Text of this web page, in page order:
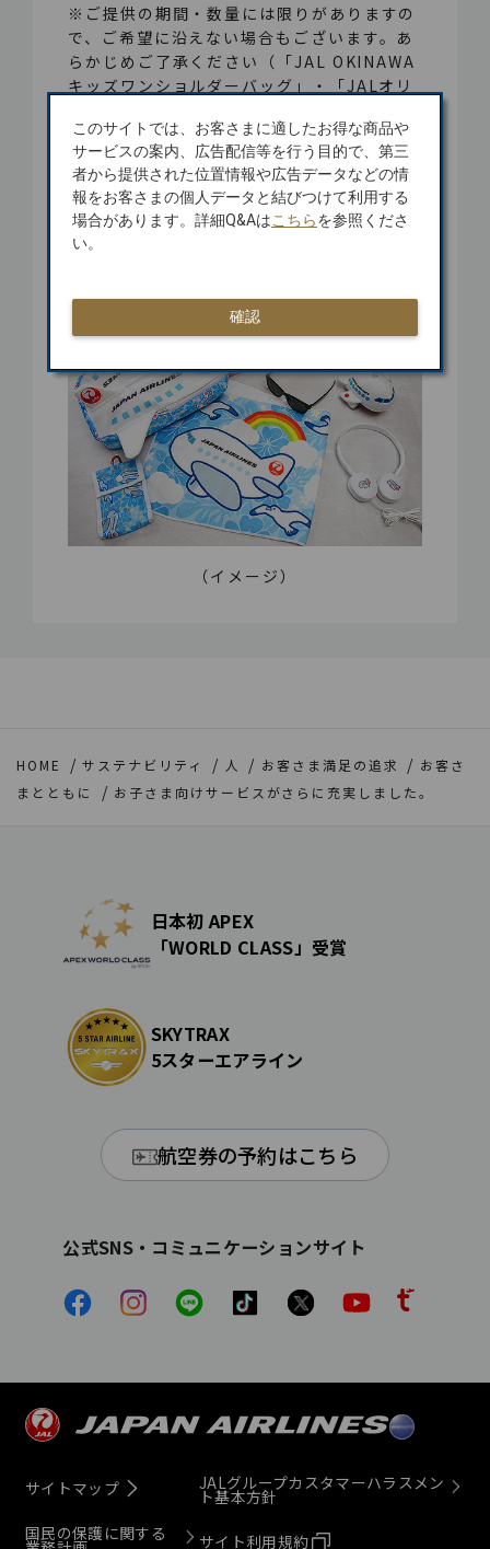
※ご提供の期間・数量には限りがありますの
で、ご希望に沿えない場合もございます。あ
らかじめご了承ください（「JAL OKINAWA
キッズワンショルダーバッグ」・「JALオリ
～8月31日まで/対象年齢3歳～小学校低学年
のお子さま）。
※一部の航空機ではヘッドホンの差し込み口
の形状が異なるため、「JALオリジナルお子
さま用ヘッドホン」はご利用いただけませ
（イメージ）
HOME サステナビリティ 人 お客さま満足の追求
お客さ
まとともに
お子さま向けサービスがさらに充実しました。
日本初 APEX
「WORLD CLASS」受賞
SKYTRAX
5スターエアライン
航空券の予約はこちら
公式SNS・コミュニケーションサイト
サイトマップ
国民の保護に関する
JALグループカスタマーハラスメン
ト基本方針
サイト利用規約
このサイトでは、お客さまに適したお得な商品や
サービスの案内、広告配信等を行う目的で、第三
者から提供された位置情報や広告データなどの情
報をお客さまの個人データと結びつけて利用する
場合があります。詳細Q&Aはこちらを参照くださ
い。
確認